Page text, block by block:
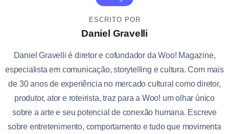
ESCRITO POR
Daniel Gravelli
Daniel Gravelli é diretor e cofundador da Woo! Magazine,
especialista em comunicação, storytelling e cultura. Com mais
de 30 anos de experiência no mercado cultural como diretor,
produtor, ator e roteirista, traz para a Woo! um olhar único
sobre a arte e seu potencial de conexão humana. Escreve
sobre entretenimento, comportamento e tudo que movimenta